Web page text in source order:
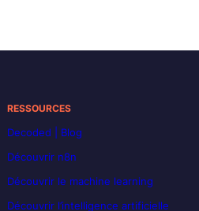
RESSOURCES
Decoded | Blog
Découvrir n8n
Découvrir le machine learning
Découvrir l’intelligence artificielle